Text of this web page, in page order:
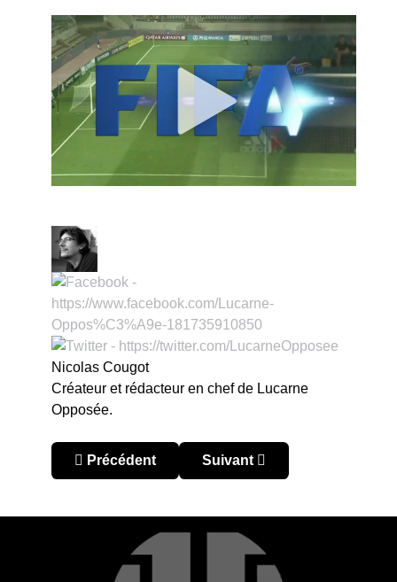
Nicolas Cougot
Créateur et rédacteur en chef de Lucarne
Opposée.
Article précédent : Coupe du Monde u20 2017 :
Précédent Article suivant : Coupe du
Suivant